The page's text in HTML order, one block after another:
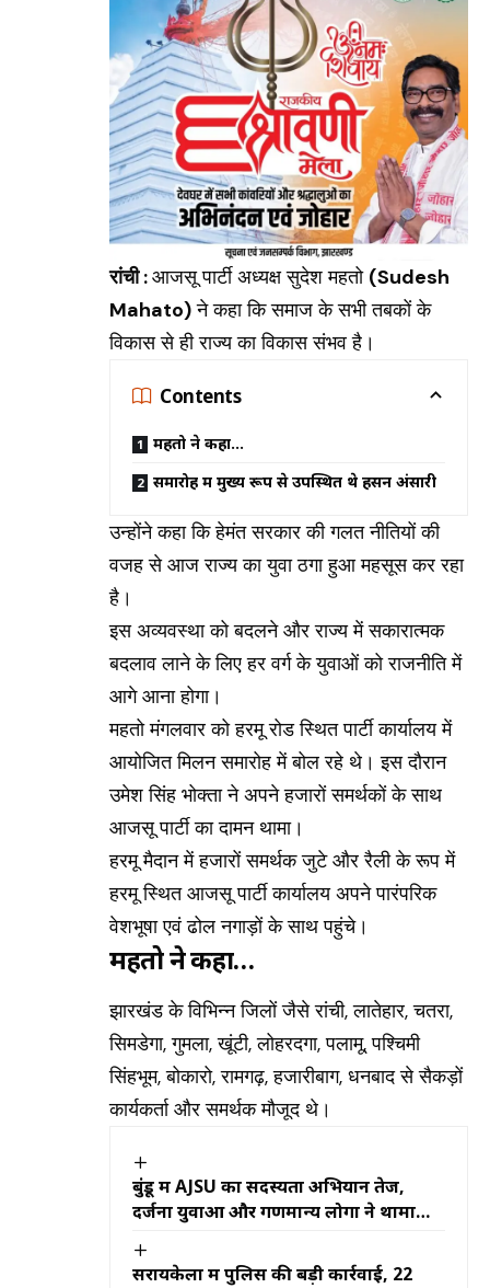
रांची :आजसू पार्टी अध्यक्ष सुदेश महतो (Sudesh
Mahato)ने कहा कि समाज के सभी तबकों के
विकास से ही राज्य का विकास संभव है।
Contents
महतो ने कहा…
समारोह में मुख्य रूप से उपस्थित थे हसन अंसारी
उन्होंने कहा कि हेमंत सरकार की गलत नीतियों की
वजह से आज राज्य का युवा ठगा हुआ महसूस कर रहा
है।
इस अव्यवस्था को बदलने और राज्य में सकारात्मक
बदलाव लाने के लिए हर वर्ग के युवाओं को राजनीति में
आगे आना होगा।
महतो मंगलवार को हरमू रोड स्थित पार्टी कार्यालय में
आयोजित मिलन समारोह में बोल रहे थे। इस दौरान
उमेश सिंह भोक्ता ने अपने हजारों समर्थकों के साथ
आजसू पार्टी का दामन थामा।
हरमू मैदान में हजारों समर्थक जुटे और रैली के रूप में
हरमू स्थित आजसू पार्टी कार्यालय अपने पारंपरिक
वेशभूषा एवं ढोल नगाड़ों के साथ पहुंचे।
महतो ने कहा…
झारखंड के विभिन्न जिलों जैसे रांची, लातेहार, चतरा,
सिमडेगा, गुमला, खूंटी, लोहरदगा, पलामू, पश्चिमी
सिंहभूम, बोकारो, रामगढ़, हजारीबाग, धनबाद से सैकड़ों
कार्यकर्ता और समर्थक मौजूद थे।
बुंडू में AJSU का सदस्यता अभियान तेज,
दर्जनों युवाओं और गणमान्य लोगों ने थामा
सरायकेला में पुलिस की बड़ी कार्रवाई, 22